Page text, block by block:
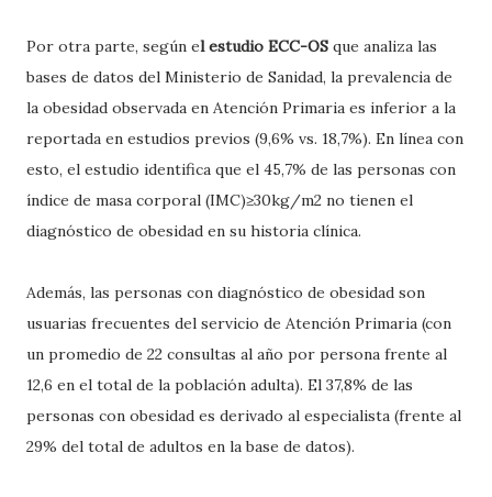
Por otra parte, según el estudio ECC-OS que analiza las
bases de datos del Ministerio de Sanidad, la prevalencia de
la obesidad observada en Atención Primaria es inferior a la
reportada en estudios previos (9,6% vs. 18,7%). En línea con
esto, el estudio identifica que el 45,7% de las personas con
índice de masa corporal (IMC)≥30kg/m2 no tienen el
diagnóstico de obesidad en su historia clínica.
Además, las personas con diagnóstico de obesidad son
usuarias frecuentes del servicio de Atención Primaria (con
un promedio de 22 consultas al año por persona frente al
12,6 en el total de la población adulta). El 37,8% de las
personas con obesidad es derivado al especialista (frente al
29% del total de adultos en la base de datos).